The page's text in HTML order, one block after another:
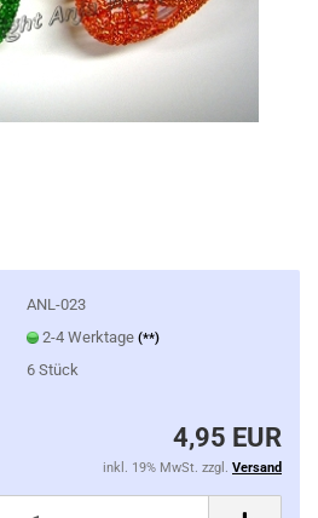
ANL-023
2-4 Werktage (**)
6 Stück
4,95 EUR
inkl. 19% MwSt. zzgl. Versand